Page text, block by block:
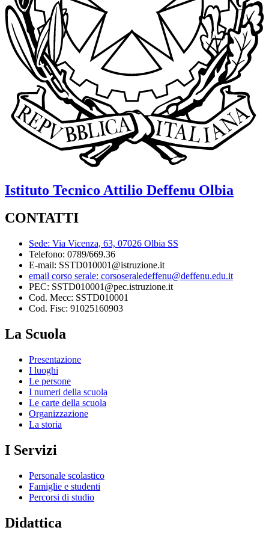
Istituto Tecnico Attilio Deffenu Olbia
CONTATTI
Sede: Via Vicenza, 63, 07026 Olbia SS
Telefono: 0789/669.36
E-mail: SSTD010001@istruzione.it
email corso serale: corsoseraledeffenu@deffenu.edu.it
PEC: SSTD010001@pec.istruzione.it
Cod. Mecc: SSTD010001
Cod. Fisc: 91025160903
La Scuola
Presentazione
I luoghi
Le persone
I numeri della scuola
Le carte della scuola
Organizzazione
La storia
I Servizi
Personale scolastico
Famiglie e studenti
Percorsi di studio
Didattica